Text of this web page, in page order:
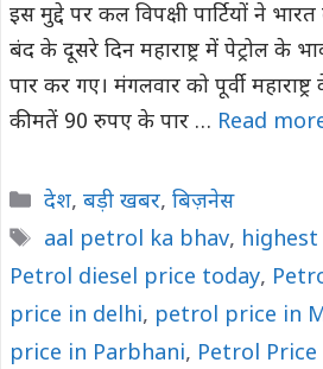
इस मुद्दे पर कल विपक्षी पार्टियों ने
बंद के दूसरे दिन महाराष्ट्र में पेट्रोल के
पार कर गए। मंगलवार को पूर्वी
कीमतें 90 रुपए के पार … Read
Categories
देश, बड़ी खबर, बिज़नेस
Tags
aal petrol ka bhav,
Petrol diesel price today,
price in delhi, petrol price in
price in Parbhani, Petrol